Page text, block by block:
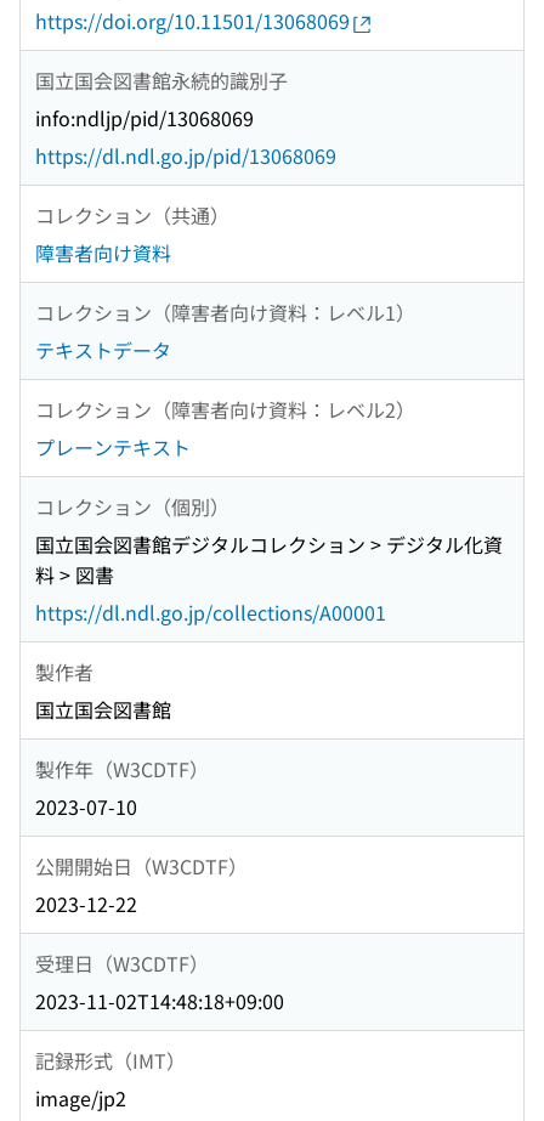
https://doi.org/10.11501/13068069
国立国会図書館永続的識別子
info:ndljp/pid/13068069
https://dl.ndl.go.jp/pid/13068069
コレクション（共通）
障害者向け資料
コレクション（障害者向け資料：レベル1）
テキストデータ
コレクション（障害者向け資料：レベル2）
プレーンテキスト
コレクション（個別）
国立国会図書館デジタルコレクション > デジタル化資
料 > 図書
https://dl.ndl.go.jp/collections/A00001
製作者
国立国会図書館
製作年（W3CDTF）
2023-07-10
公開開始日（W3CDTF）
2023-12-22
受理日（W3CDTF）
2023-11-02T14:48:18+09:00
記録形式（IMT）
image/jp2